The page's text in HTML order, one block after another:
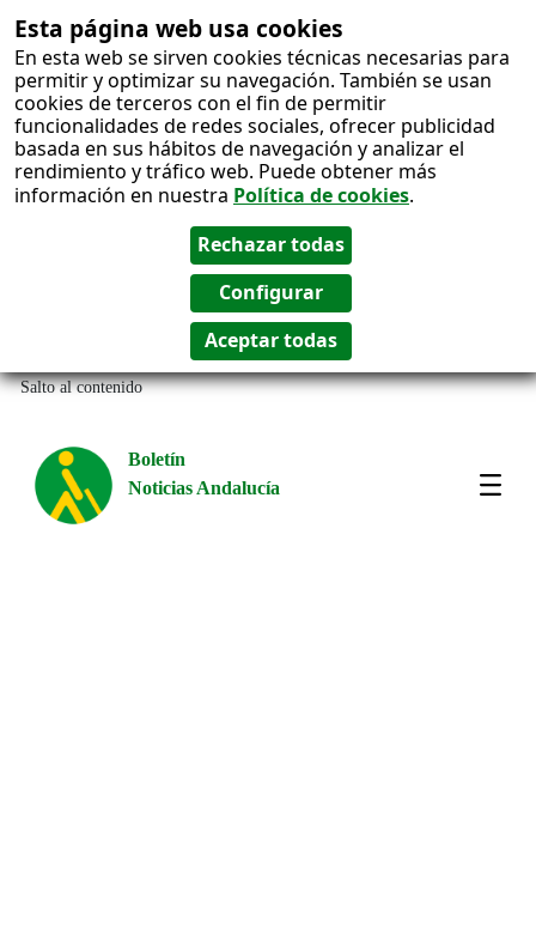
Esta página web usa cookies
En esta web se sirven cookies técnicas necesarias para
permitir y optimizar su navegación. También se usan
cookies de terceros con el fin de permitir
funcionalidades de redes sociales, ofrecer publicidad
basada en sus hábitos de navegación y analizar el
rendimiento y tráfico web. Puede obtener más
información en nuestra Política de cookies.
Salto al contenido
Boletín
Noticias Andalucía